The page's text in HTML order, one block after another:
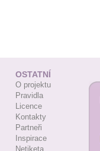
OSTATNÍ
O projektu
Pravidla
Licence
Kontakty
Partneři
Inspirace
Netiketa